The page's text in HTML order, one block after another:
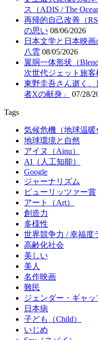
ス（ADIS / The
再帰的自己改善（
の思い 08/06/2026
日本文学と日本映
八雲 08/05/2026
翼胴一体形状（
次世代ジェット旅客
東野圭吾さん逝く
者Xの献身」
07/28/
Tags
気候危機（地球温暖
地球環境と自然
アイヌ（Ainu）
AI（人工知能）
Google
ジャーナリズム
ピューリッツァー賞
アート（Art）
創造力
多様性
世界競争力 / 幸福度
高齢化社会
美しい
美人
名作映画
難民
ジェンダー・ギャッ
日本病
子ども（Child）
いじめ